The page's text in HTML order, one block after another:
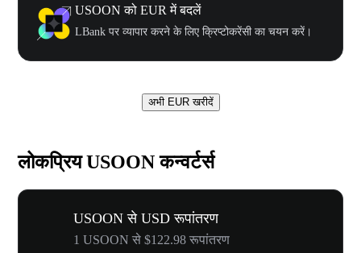
USOON को EUR में बदलें
LBank पर व्यापार करने के लिए क्रिप्टोकरेंसी का चयन करें।
अभी EUR खरीदें
लोकप्रिय USOON कन्वर्टर्स
USOON से USD रूपांतरण
1 USOON से $122.98 रूपांतरण